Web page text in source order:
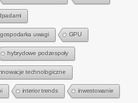
gospodarka uwagi GPU
hybrydowe podzespoły
technologiczne
interior trends inwestowanie